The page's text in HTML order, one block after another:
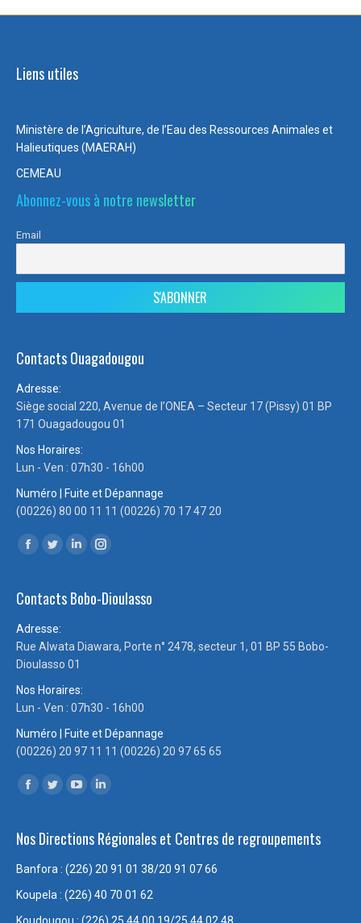
Liens utiles
Ministère de l’Agriculture, de l’Eau des Ressources Animales et
Halieutiques (MAERAH)
CEMEAU
Abonnez-vous à notre newsletter
Email
Contacts Ouagadougou
Adresse:
Siège social 220, Avenue de l’ONEA – Secteur 17 (Pissy) 01 BP
171 Ouagadougou 01
Nos Horaires:
Lun - Ven : 07h30 - 16h00
Numéro | Fuite et Dépannage
(00226) 80 00 11 11 (00226) 70 17 47 20
Trouvez nous sur :
Facebook
opens
new
window
Twitter
opens
new
window
LinkedIn
opens
window
Instagram
opens
Contacts Bobo-Dioulasso
Adresse:
Rue Alwata Diawara, Porte n° 2478, secteur 1, 01 BP 55 Bobo-
Dioulasso 01
Nos Horaires:
Lun - Ven : 07h30 - 16h00
Numéro | Fuite et Dépannage
(00226) 20 97 11 11 (00226) 20 97 65 65
Trouvez nous sur :
Facebook
opens
new
window
Twitter
opens
new
window
YouTube
opens
new
window
LinkedIn
opens
new
window
Nos Directions Régionales et Centres de regroupements
Banfora : (226) 20 91 01 38/20 91 07 66
Koupela : (226) 40 70 01 62